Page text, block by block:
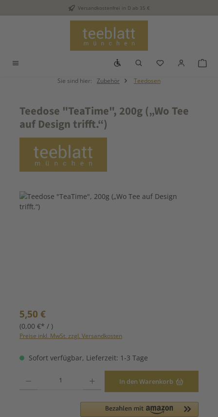
Zum Hauptinhalt springenVersandkostenfrei in D ab 35 €
Werkzeugleiste anzeigen
Du hast 0
Sie sind hier: Zubehör Teedosen
Teedose "TeaTime", 200g („Wo Tee
auf Design trifft.“)
Bildergalerie überspringen
Regulärer Preis:
5,50 €
(0,00 €* / )
Preise inkl. MwSt. zzgl. Versandkosten
Sofort verfügbar, Lieferzeit: 1-3 Tage
In den Warenkorb